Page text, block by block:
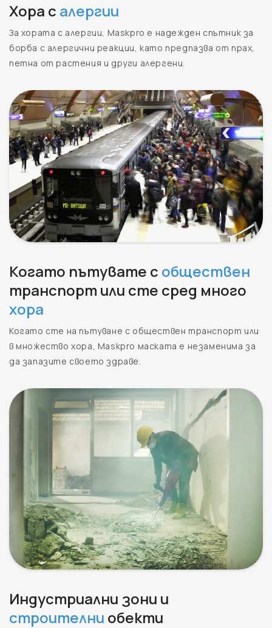
Хора с алергии
За хората с алергии, Maskpro е надежден спътник за
борба с алергични реакции, като предпазва от прах,
петна от растения и други алергени.
Когато пътувате с обществен
транспорт или сте сред много
хора
Когато сте на пътуване с обществен транспорт или
в множество хора, Maskpro маската е незаменима за
да запазите своето здраве.
Индустриални зони и
строителни обекти